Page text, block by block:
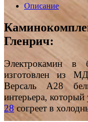
Описание
Гленрич:
Электрокамин в
изготовлен из
Версаль A28
интерьера,
28согреет в